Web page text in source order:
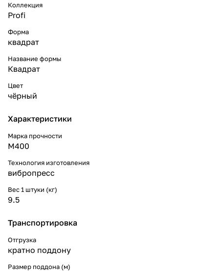
Коллекция
Profi
Форма
квадрат
Название формы
Квадрат
Цвет
чёрный
Характеристики
Марка прочности
М400
Технология изготовления
вибропресс
Вес 1 штуки (кг)
9.5
Транспортировка
Отгрузка
кратно поддону
Размер поддона (м)